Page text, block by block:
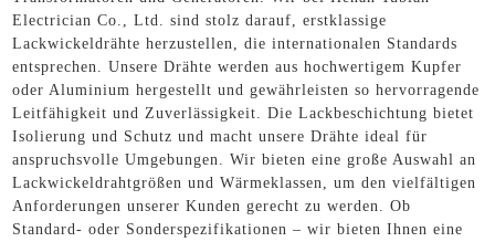
Electrician Co., Ltd. sind stolz darauf, erstklassige
Lackwickeldrähte herzustellen, die internationalen Standards
entsprechen. Unsere Drähte werden aus hochwertigem Kupfer
oder Aluminium hergestellt und gewährleisten so hervorragende
Leitfähigkeit und Zuverlässigkeit. Die Lackbeschichtung bietet
Isolierung und Schutz und macht unsere Drähte ideal für
anspruchsvolle Umgebungen. Wir bieten eine große Auswahl an
Lackwickeldrahtgrößen und Wärmeklassen, um den vielfältigen
Anforderungen unserer Kunden gerecht zu werden. Ob
Standard- oder Sonderspezifikationen – wir bieten Ihnen eine